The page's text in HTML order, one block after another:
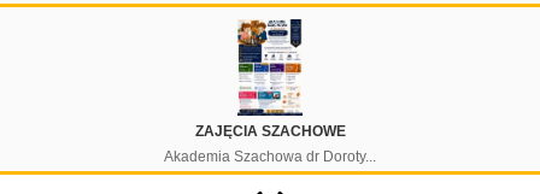
ZAJĘCIA SZACHOWE
Akademia Szachowa dr Doroty...